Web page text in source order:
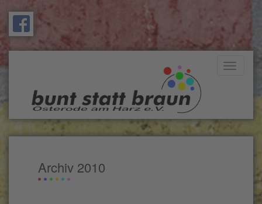
Archiv 2010